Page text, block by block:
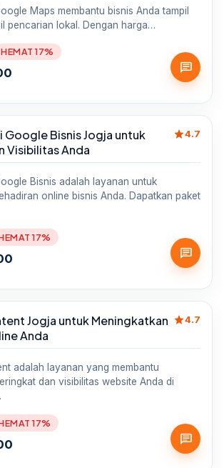
Maps membantu bisnis Anda tampil
pencarian lokal. Dengan harga…
HEMAT 17%
chat
Google Bisnis Jogja untuk
Visibilitas Anda
star4.7
Bisnis adalah layanan untuk
online bisnis Anda. Dapatkan paket
17%
chat
Jogja untuk Meningkatkan
Anda
star4.7
adalah layanan yang membantu
dan visibilitas website Anda di
17%
chat